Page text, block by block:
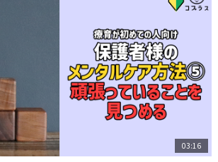
03:16